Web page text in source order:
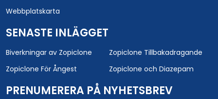
Webbplatskarta
SENASTE INLÄGGET
Biverkningar av Zopiclone
Zopiclone Tillbakadragande
Zopiclone För Ångest
Zopiclone och Diazepam
PRENUMERERA PÅ NYHETSBREV